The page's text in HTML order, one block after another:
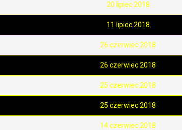
20 lipiec 2018
11 lipiec 2018
26 czerwiec 2018
26 czerwiec 2018
25 czerwiec 2018
25 czerwiec 2018
14 czerwiec 2018